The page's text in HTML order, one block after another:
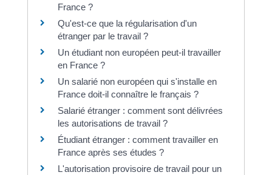
France ?
Qu'est-ce que la régularisation d'un
étranger par le travail ?
Un étudiant non européen peut-il travailler
en France ?
Un salarié non européen qui s'installe en
France doit-il connaître le français ?
Salarié étranger : comment sont délivrées
les autorisations de travail ?
Étudiant étranger : comment travailler en
France après ses études ?
L'autorisation provisoire de travail pour un